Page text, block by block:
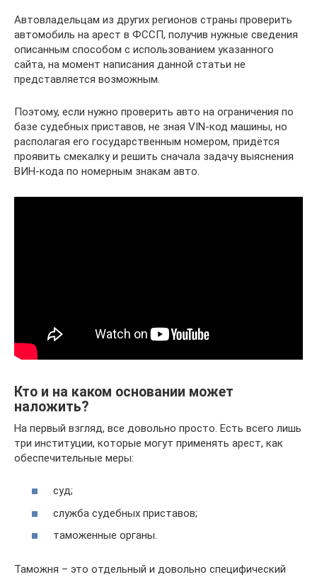
Автовладельцам из других регионов страны проверить
автомобиль на арест в ФССП, получив нужные сведения
описанным способом с использованием указанного
сайта, на момент написания данной статьи не
представляется возможным.
Поэтому, если нужно проверить авто на ограничения по
базе судебных приставов, не зная VIN-код машины, но
располагая его государственным номером, придётся
проявить смекалку и решить сначала задачу выяснения
ВИН-кода по номерным знакам авто.
Кто и на каком основании может
наложить?
На первый взгляд, все довольно просто. Есть всего лишь
три институции, которые могут применять арест, как
обеспечительные меры:
суд;
служба судебных приставов;
таможенные органы.
Таможня – это отдельный и довольно специфический